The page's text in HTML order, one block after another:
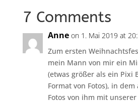
7 Comments
Anne on 1. Mai 2019 at
Zum ersten
mein Mann von mir ein
(etwas größer als ein Pixi
Format von Fotos), in
Fotos von ihm mit